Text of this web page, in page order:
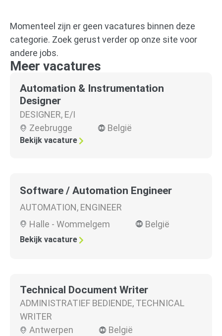
Momenteel zijn er geen vacatures binnen deze
categorie. Zoek gerust verder op onze site voor
andere jobs.
Meer vacatures
Automation & Instrumentation
Designer
DESIGNER, E/I
Zeebrugge
België
Bekijk vacature
Software / Automation Engineer
AUTOMATION, ENGINEER
Halle - Wommelgem
België
Bekijk vacature
Technical Document Writer
ADMINISTRATIEF BEDIENDE, TECHNICAL
WRITER
Antwerpen
België